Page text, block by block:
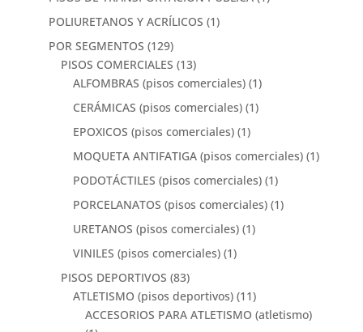
POLIURETANOS Y ACRÍLICOS (1)
POR SEGMENTOS (129)
PISOS COMERCIALES (13)
ALFOMBRAS (pisos comerciales) (1)
CERÁMICAS (pisos comerciales) (1)
EPOXICOS (pisos comerciales) (1)
MOQUETA ANTIFATIGA (pisos comerciales) (1)
PODOTÁCTILES (pisos comerciales) (1)
PORCELANATOS (pisos comerciales) (1)
URETANOS (pisos comerciales) (1)
VINILES (pisos comerciales) (1)
PISOS DEPORTIVOS (83)
ATLETISMO (pisos deportivos) (11)
ACCESORIOS PARA ATLETISMO (atletismo)